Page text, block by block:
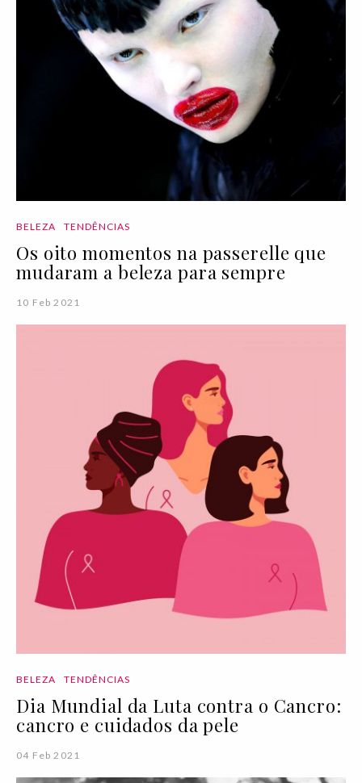
BELEZA TENDÊNCIAS
Os oito momentos na passerelle que
mudaram a beleza para sempre
10 Feb 2021
BELEZA TENDÊNCIAS
Dia Mundial da Luta contra o Cancro:
cancro e cuidados da pele
04 Feb 2021